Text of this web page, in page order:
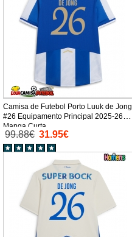
Camisa de Futebol Porto Luuk de Jong
#26 Equipamento Principal 2025-26
Manga Curta
99.88€ 31.95€